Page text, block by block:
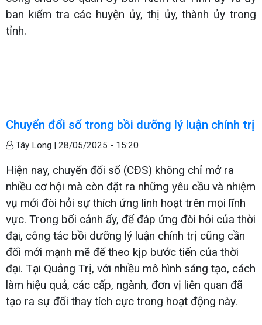
ban kiểm tra các huyện ủy, thị ủy, thành ủy trong
tỉnh.
Chuyển đổi số trong bồi dưỡng lý luận chính trị
Tây Long | 28/05/2025 - 15:20
Hiện nay, chuyển đổi số (CĐS) không chỉ mở ra
nhiều cơ hội mà còn đặt ra những yêu cầu và nhiệm
vụ mới đòi hỏi sự thích ứng linh hoạt trên mọi lĩnh
vực. Trong bối cảnh ấy, để đáp ứng đòi hỏi của thời
đại, công tác bồi dưỡng lý luận chính trị cũng cần
đổi mới mạnh mẽ để theo kịp bước tiến của thời
đại. Tại Quảng Trị, với nhiều mô hình sáng tạo, cách
làm hiệu quả, các cấp, ngành, đơn vị liên quan đã
tạo ra sự đổi thay tích cực trong hoạt động này.